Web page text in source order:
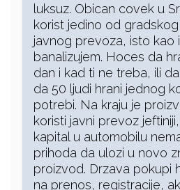
luksuz. Obican covek u
korist jedino od
javnog prevoza, isto kao i
banalizujem. Hoces da
dan i kad ti ne treba, ili
da 50 ljudi hrani jednog
potrebi. Na kraju je
koristi javni prevoz
kapital u automobilu
prihoda da ulozi u novo
proizvod. Drzava pokupi
na prenos, registracije,